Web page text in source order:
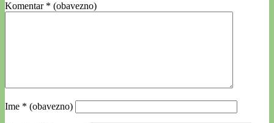
Komentar * (obavezno)
Ime * (obavezno)